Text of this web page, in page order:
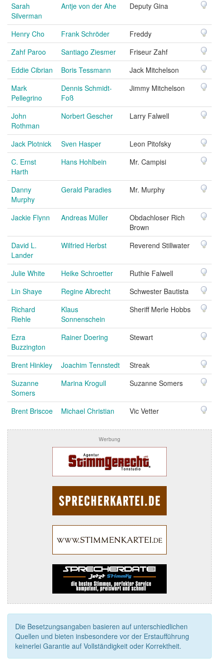
Sarah
Silverman
Antje von der Ahe Deputy Gina
Henry Cho Frank Schröder
Freddy
Zahf Paroo
Santiago Ziesmer
Friseur Zahf
Eddie Cibrian
Boris Tessmann
Jack Mitchelson
Mark
Pellegrino
Dennis Schmidt-
Foß
Jimmy Mitchelson
John
Rothman
Norbert Gescher Larry Falwell
Jack Plotnick Sven Hasper
Leon Pitofsky
C. Ernst
Harth
Hans Hohlbein Mr. Campisi
Danny
Murphy
Gerald Paradies Mr. Murphy
Jackie Flynn Andreas Müller
Obdachloser Rich
Brown
David L.
Lander
Wilfried Herbst Reverend Stillwater
Julie White Heike Schroetter
Ruthie Falwell
Lin Shaye
Regine Albrecht
Schwester Bautista
Richard
Riehle
Klaus
Sonnenschein
Sheriff Merle Hobbs
Ezra
Buzzington
Rainer Doering Stewart
Brent Hinkley Joachim Tennstedt
Streak
Suzanne
Somers
Marina Krogull Suzanne Somers
Brent Briscoe Michael Christian Vic Vetter
Werbung
Die Besetzungsangaben basieren auf unterschiedlichen
Quellen und bieten insbesondere vor der Erstaufführung
keinerlei Garantie auf Vollständigkeit oder Korrektheit.